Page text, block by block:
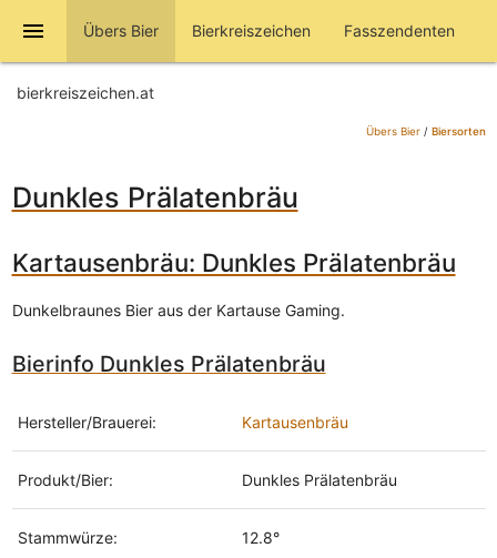
menu Übers Bier Bierkreiszeichen Fasszendenten
bierkreiszeichen.at
Übers Bier/ Biersorten
Dunkles Prälatenbräu
Kartausenbräu: Dunkles Prälatenbräu
Dunkelbraunes Bier aus der Kartause Gaming.
Bierinfo Dunkles Prälatenbräu
Hersteller/Brauerei: Kartausenbräu
Produkt/Bier: Dunkles Prälatenbräu
Stammwürze: 12.8°